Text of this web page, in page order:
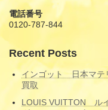
電話番号
0120-787-844
Recent Posts
インゴット 日本マ
買取
LOUIS VUITTON ル